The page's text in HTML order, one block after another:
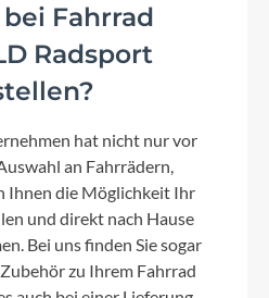
2024
und Schnellspanner
Griffe
Fahrrad
Radsport
hat nicht nur vor
an Fahrrädern,
Ihnen die Möglichkeit Ihr
und direkt nach Hause
Bei uns finden Sie sogar
zu Ihrem Fahrrad